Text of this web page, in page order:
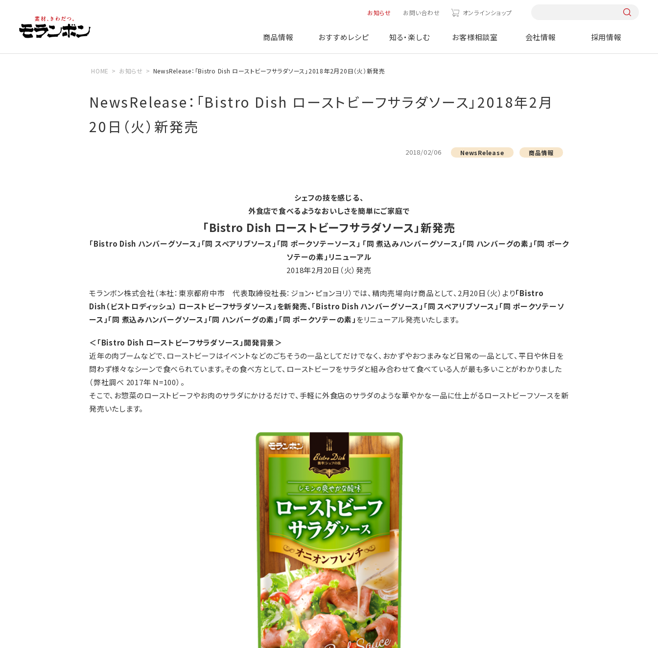
お知らせ お問い合わせ オンラインショップ
商品情報 おすすめレシピ 知る・楽しむ お客様相談室 会社情報 採用情報
HOME お知らせ NewsRelease：「Bistro Dish ローストビーフサラダソース」2018年2月20日（火）新発売
NewsRelease：「Bistro Dish ローストビーフサラダソース」2018年2月
20日（火）新発売
2018/02/06 NewsRelease 商品情報
シェフの技を感じる、
外食店で食べるようなおいしさを簡単にご家庭で
「Bistro Dish ローストビーフサラダソース」新発売
「Bistro Dish ハンバーグソース」「同 スペアリブソース」「同 ポークソテーソース」 「同 煮込みハンバーグソース」「同 ハンバーグの素」「同 ポーク
ソテーの素」リニューアル
2018年2月20日（火）発売
モランボン株式会社（本社：東京都府中市 代表取締役社長：ジョン・ピョンヨリ）では、精肉売場向け商品として、2月20日（火）より「Bistro
Dish（ビストロディッシュ） ローストビーフサラダソース」を新発売、「Bistro Dish ハンバーグソース」「同 スペアリブソース」「同 ポークソテーソ
ース」「同 煮込みハンバーグソース」「同 ハンバーグの素」「同 ポークソテーの素」をリニューアル発売いたします。
＜「Bistro Dish ローストビーフサラダソース」開発背景＞
近年の肉ブームなどで、ローストビーフはイベントなどのごちそうの一品としてだけでなく、おかずやおつまみなど日常の一品として、平日や休日を
問わず様々なシーンで食べられています。その食べ方として、ローストビーフをサラダと組み合わせて食べている人が最も多いことがわかりました
（弊社調べ 2017年 N=100）。
そこで、お惣菜のローストビーフやお肉のサラダにかけるだけで、手軽に外食店のサラダのような華やかな一品に仕上がるローストビーフソースを新
発売いたします。